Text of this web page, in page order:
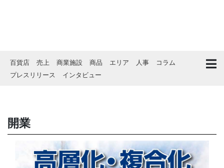
百貨店 売上 商業施設 商品 エリア 人事
コラム
プレスリリース
インタビュー
開業